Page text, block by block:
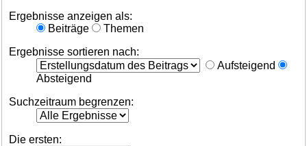
Ergebnisse anzeigen als:
Beiträge
Themen
Ergebnisse sortieren nach:
Aufsteigend
Absteigend
Suchzeitraum begrenzen:
Die ersten: